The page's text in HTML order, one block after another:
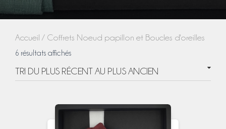
Accueil / Coffrets Noeud papillon et Boucles d'oreilles
6 résultats affichésTrié
plus
plus
ancien